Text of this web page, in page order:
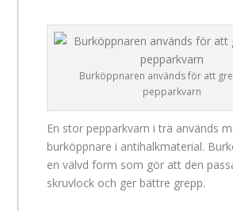
Burköppnaren används för att
pepparkvarn
En stor pepparkvarn i trä används
burköppnare i antihalkmaterial.
en välvd form som gör att den
skruvlock och ger bättre grepp.